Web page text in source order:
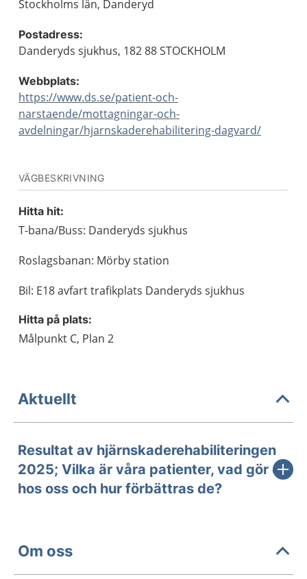
Stockholms län, Danderyd
Postadress:
Danderyds sjukhus, 182 88 STOCKHOLM
Webbplats:
https://www.ds.se/patient-och-
narstaende/mottagningar-och-
avdelningar/hjarnskaderehabilitering-dagvard/
VÄGBESKRIVNING
Hitta hit:
T-bana/Buss: Danderyds sjukhus
Roslagsbanan: Mörby station
Bil: E18 avfart trafikplats Danderyds sjukhus
Hitta på plats:
Målpunkt C, Plan 2
Aktuellt
Resultat av hjärnskaderehabiliteringen
2025; Vilka är våra patienter, vad gör de
hos oss och hur förbättras de?
Om oss